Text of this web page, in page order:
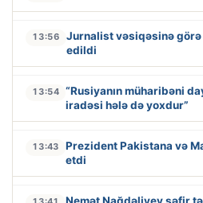
13:56
Jurnalist vəsiqəsinə görə
edildi
13:54 “Rusiyanın müharibəni
iradəsi hələ də yoxdur”
13:43
Prezident Pakistana və
etdi